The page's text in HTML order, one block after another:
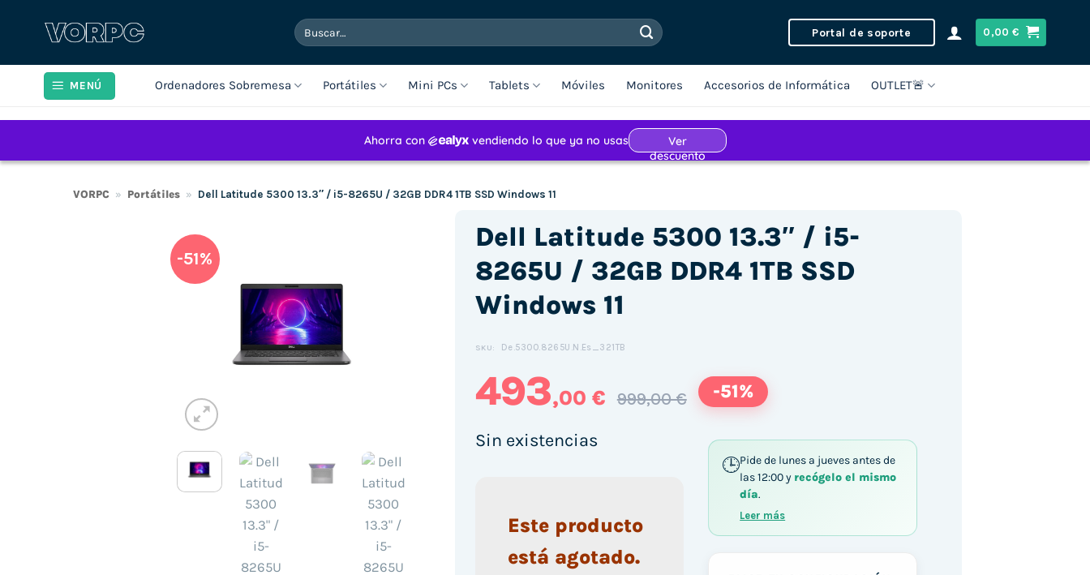
Buscar
por:
Portal de soporte 0,00€
MENÚ Ordenadores Sobremesa Portátiles Mini PCs Tablets Móviles Monitores Accesorios de Informática OUTLET🚨
VORPC » Portátiles » Dell Latitude 5300 13.3″ / i5-8265U / 32GB DDR4 1TB SSD Windows 11
-51%
Dell Latitude 5300 13.3″ / i5-
8265U / 32GB DDR4 1TB SSD
Windows 11
SKU: De.5300.8265U.N.Es_321TB
493,00 € 999,00 € -51%
Sin existencias
Este producto
está agotado.
Pide de lunes a jueves antes de
las 12:00 y recógelo el mismo
día.
Leer más